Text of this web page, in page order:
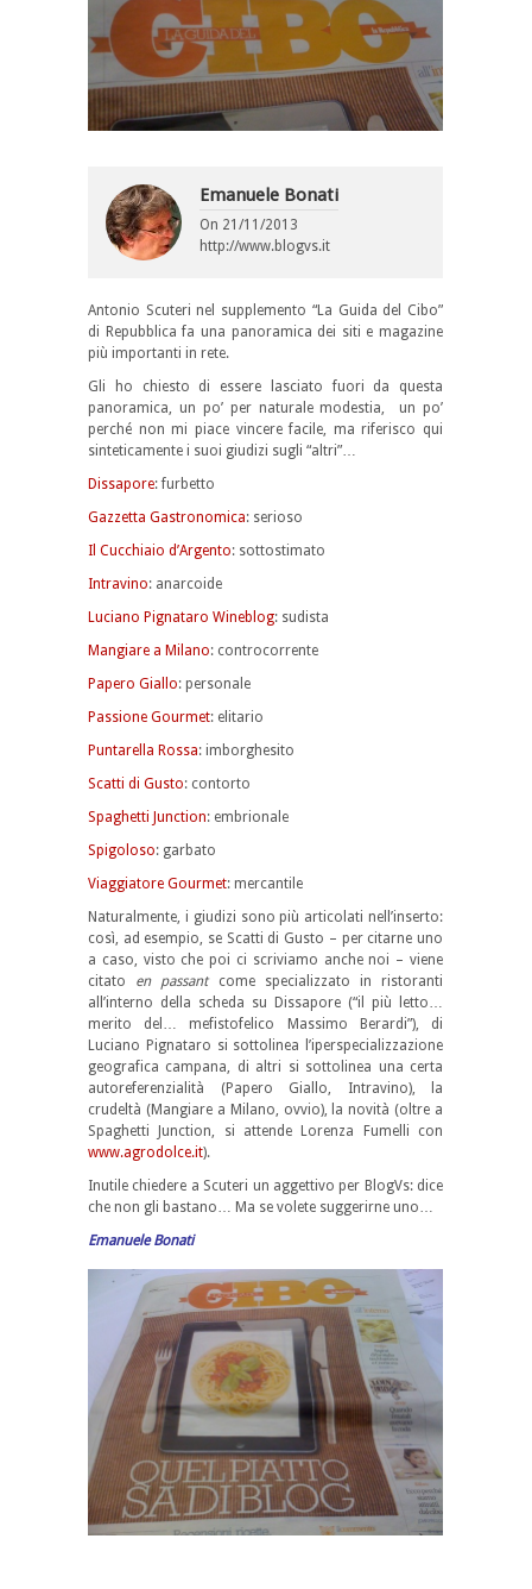
Emanuele Bonati
On 21/11/2013
http://www.blogvs.it
Antonio Scuteri nel supplemento “La Guida del Cibo”
di Repubblica fa una panoramica dei siti e magazine
più importanti in rete.
Gli ho chiesto di essere lasciato fuori da questa
panoramica, un po’ per naturale modestia, un po’
perché non mi piace vincere facile, ma riferisco qui
sinteticamente i suoi giudizi sugli “altri”…
Dissapore: furbetto
Gazzetta Gastronomica: serioso
Il Cucchiaio d’Argento: sottostimato
Intravino: anarcoide
Luciano Pignataro Wineblog: sudista
Mangiare a Milano: controcorrente
Papero Giallo: personale
Passione Gourmet: elitario
Puntarella Rossa: imborghesito
Scatti di Gusto: contorto
Spaghetti Junction: embrionale
Spigoloso: garbato
Viaggiatore Gourmet: mercantile
Naturalmente, i giudizi sono più articolati nell’inserto:
così, ad esempio, se Scatti di Gusto – per citarne uno
a caso, visto che poi ci scriviamo anche noi – viene
citato en passantcome specializzato in ristoranti
all’interno della scheda su Dissapore (“il più letto…
merito del… mefistofelico Massimo Berardi”), di
Luciano Pignataro si sottolinea l’iperspecializzazione
geografica campana, di altri si sottolinea una certa
autoreferenzialità (Papero Giallo, Intravino), la
crudeltà (Mangiare a Milano, ovvio), la novità (oltre a
Spaghetti Junction, si attende Lorenza Fumelli con
www.agrodolce.it).
Inutile chiedere a Scuteri un aggettivo per BlogVs: dice
che non gli bastano… Ma se volete suggerirne uno…
Emanuele Bonati